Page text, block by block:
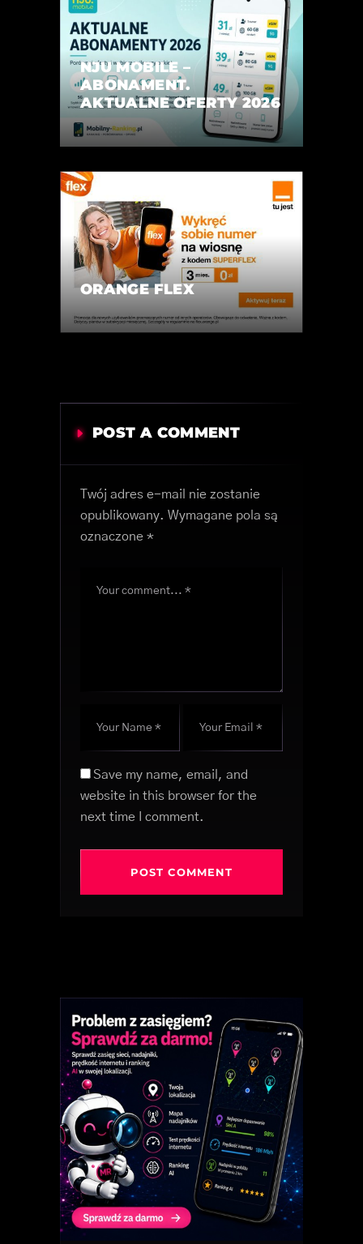
NJU MOBILE –
ABONAMENT.
AKTUALNE OFERTY 2026
ORANGE FLEX
POST A COMMENT
Twój adres e-mail nie zostanie
opublikowany. Wymagane pola są
oznaczone *
Save my name, email, and
website in this browser for the
next time I comment.